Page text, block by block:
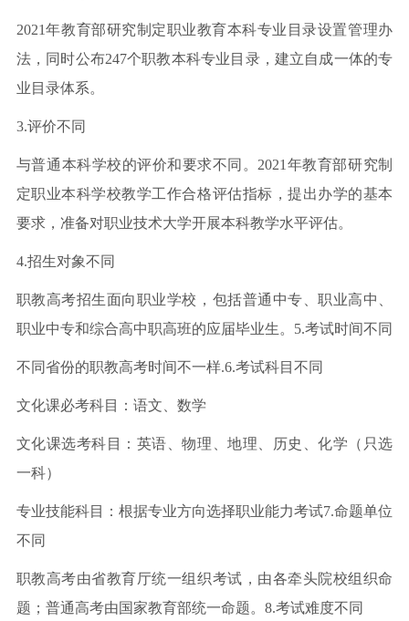
2021年教育部研究制定职业教育本科专业目录设置管理办
法，同时公布247个职教本科专业目录，建立自成一体的专
业目录体系。
3.评价不同
与普通本科学校的评价和要求不同。2021年教育部研究制
定职业本科学校教学工作合格评估指标，提出办学的基本
要求，准备对职业技术大学开展本科教学水平评估。
4.招生对象不同
职教高考招生面向职业学校，包括普通中专、职业高中、
职业中专和综合高中职高班的应届毕业生。5.考试时间不同
‍不同省份的职教高考时间不一样.6.考试科目不同
文化课必考科目：语文、数学
文化课选考科目：英语、物理、地理、历史、化学（只选
一科）
专业技能科目：根据专业方向选择职业能力考试7.命题单位
不同
职教高考由省教育厅统一组织考试，由各牵头院校组织命
题；普通高考由国家教育部统一命题。8.考试难度不同